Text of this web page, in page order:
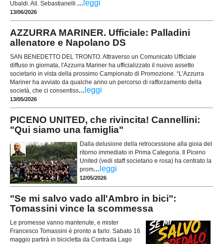
Ubaldi. All. Sebastianelli ... leggi
13/06/2026
AZZURRA MARINER. Ufficiale: Palladini
allenatore e Napolano DS
SAN BENEDETTO DEL TRONTO. Attraverso un Comunicato Ufficiale
diffuso in giornata, l'Azzurra Mariner ha ufficializzato il nuovo assetto
societario in vista della prossimo Campionato di Promozione. “L’Azzurra
Mariner ha avviato da qualche anno un percorso di rafforzamento della
società, che ci consentiss... leggi
13/05/2026
PICENO UNITED, che rivincita! Cannellini:
"Qui siamo una famiglia"
Dalla delusione della retrocessione alla gioia del
ritorno immediato in Prima Categoria. Il Piceno
United (vedi staff societario e rosa) ha centrato la
prom... leggi
12/05/2026
"Se mi salvo vado all'Ambro in bici":
Tomassini vince la scommessa
Le promesse vanno mantenute, e mister
Francesco Tomassini è pronto a farlo. Sabato 16
maggio partirà in bicicletta da Contrada Lago